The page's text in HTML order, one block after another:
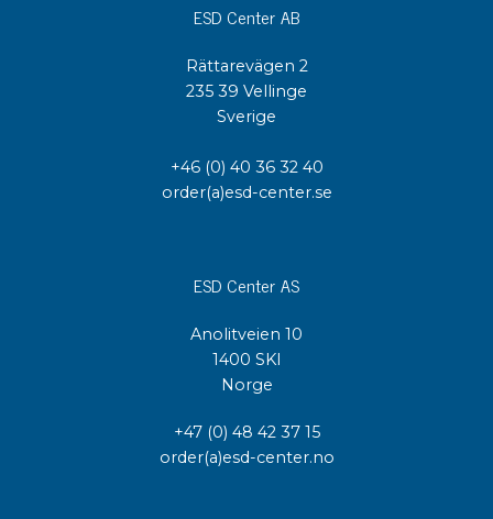
ESD Center AB
Rättarevägen 2
235 39 Vellinge
Sverige
+46 (0) 40 36 32 40
order(a)esd-center.se
ESD Center AS
Anolitveien 10
1400 SKI
Norge
+47 (0) 48 42 37 15
order(a)esd-center.no